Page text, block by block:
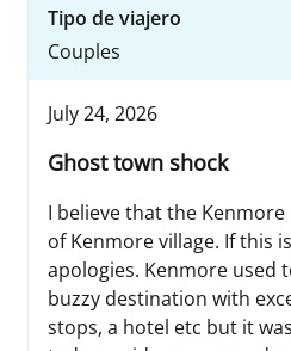
Tipo de viajero
Couples
July 24, 2026
Ghost town shock
I believe that the
of Kenmore village. If this
apologies. Kenmore used
buzzy destination with
stops, a hotel etc but it